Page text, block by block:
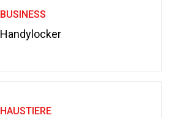
BUSINESS
Handylocker
HAUSTIERE